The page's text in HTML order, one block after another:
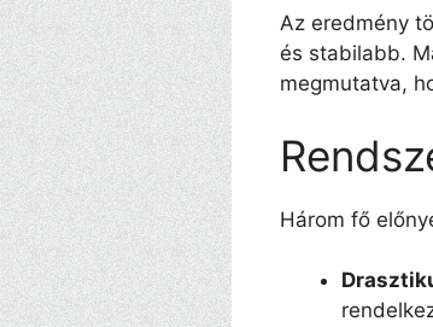
Az eredmény
és stabilabb.
megmutatva,
Három fő